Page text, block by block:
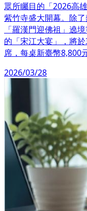
眾所矚目的「2026高
紫竹寺盛大開幕。除
「羅漢門迎佛祖」遶
的「宋江大宴」，將
席，每桌新臺幣8,800元
2026/03/28